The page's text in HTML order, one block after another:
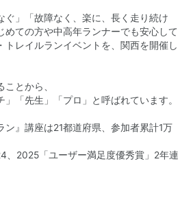
ぐ」「故障なく、楽に、長く走り続け
めての方や中高年ランナーでも安心して
トレイルランイベントを、関西を開催し
とから、
」「先生」「プロ」と呼ばれています。
ン』講座は21都道府県、参加者累計1万
、2025「ユーザー満足度優秀賞」2年連